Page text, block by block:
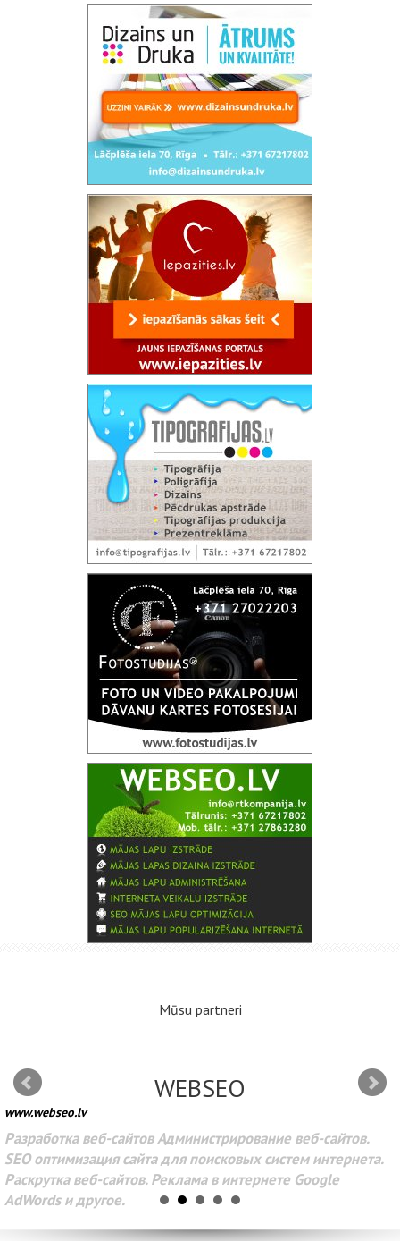
Mūsu partneri
WEBSEO
www.webseo.lv
Разработка веб-сайтов Администрирование веб-сайтов.
SEO оптимизация сайта для поисковых систем интернета.
Раскрутка веб-сайтов. Реклама в интернете Google
AdWords и другое.